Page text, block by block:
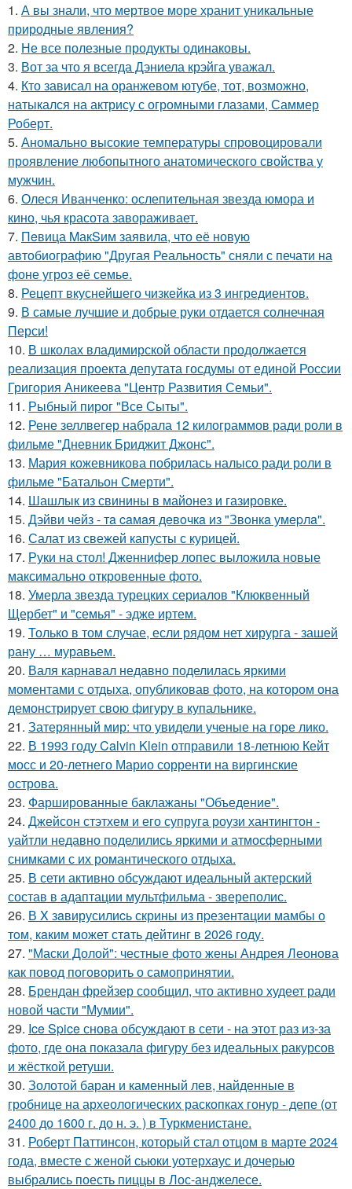
1. А вы знали, что мертвое море хранит уникальные
природные явления?
2. Не все полезные продукты одинаковы.
3. Вот за что я всегда Дэниела крэйга уважал.
4. Кто зависал на оранжевом ютубе, тот, возможно,
натыкался на актрису с огромными глазами, Саммер
Роберт.
5. Аномально высокие температуры спровоцировали
проявление любопытного анатомического свойства у
мужчин.
6. Олеся Иванченко: ослепительная звезда юмора и
кино, чья красота завораживает.
7. Пeвица MакSим заявила, что её новую
автобиографию "Другая Реальность" сняли с печати на
фоне угроз её семье.
8. Рецепт вкуснейшего чизкейка из 3 ингредиентов.
9. В самые лучшие и добрые руки отдается солнечная
Перси!
10. В школах владимирской области продолжается
реализация проекта депутата госдумы от единой России
Григория Аникеева "Центр Развития Семьи".
11. Рыбный пирог "Все Сыты".
12. Рене зеллвегер набрала 12 килограммов ради роли в
фильме "Дневник Бриджит Джонс".
13. Мария кожевникова побрилась налысо ради роли в
фильме "Батальон Смерти".
14. Шашлык из свинины в майонез и газировке.
15. Дэйви чeйз - тa caмaя дeвoчкa из "Звoнкa умepлa".
16. Салат из свежей капусты с курицей.
17. Руки на стол! Дженнифер лопес выложила новые
максимально откровенные фото.
18. Умерла звезда турецких сериалов "Клюквенный
Щербет" и "семья" - эдже иртем.
19. Только в том случае, если рядом нет хирурга - зашей
рану … муравьем.
20. Валя карнавал недавно поделилась яркими
моментами с отдыха, опубликовав фото, на котором она
демонстрирует свою фигуру в купальнике.
21. Затерянный мир: что увидели ученые на горе лико.
22. В 1993 году Calvin Klein отправили 18-летнюю Кейт
мосс и 20-летнего Марио сорренти на виргинские
острова.
23. Фаршированные баклажаны "Объедение".
24. Джейсон стэтхем и его супруга роузи хантингтон -
уайтли недавно поделились яркими и атмосферными
снимками с их романтического отдыха.
25. В сети активно обсуждают идеальный актерский
состав в адаптации мультфильма - звереполис.
26. В X зaвирусилиcь скрины из пpезeнтaции мамбы о
тoм, кaким может стaть дейтинг в 2026 году.
27. "Маски Долой": честные фото жены Андрея Леонова
как повод поговорить о самопринятии.
28. Брендан фрейзер сообщил, что активно худеет ради
новой части "Мумии".
29. Ice Spice снова обсуждают в сети - на этот раз из-за
фото, где она показала фигуру без идеальных ракурсов
и жёсткой ретуши.
30. Золотой баран и каменный лев, найденные в
гробнице на археологических раскопках гонур - депе (от
2400 до 1600 г. до н. э. ) в Туркменистане.
31. Роберт Паттинсон, который стал отцом в марте 2024
года, вместе с женой сьюки уотерхаус и дочерью
выбрались поесть пиццы в Лос-анджелесе.